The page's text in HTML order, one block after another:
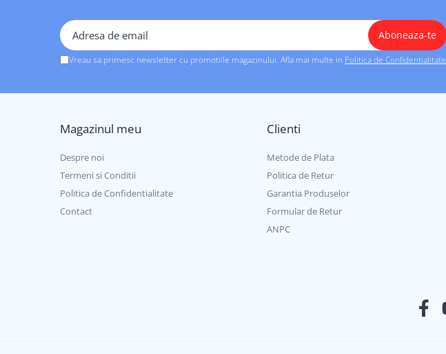
Vreau sa primesc newsletter cu promotiile magazinului. Afla mai multe in Politica de Confidentialitate
Magazinul meu
Despre noi
Termeni si Conditii
Politica de Confidentialitate
Contact
Clienti
Metode de Plata
Politica de Retur
Garantia Produselor
Formular de Retur
ANPC